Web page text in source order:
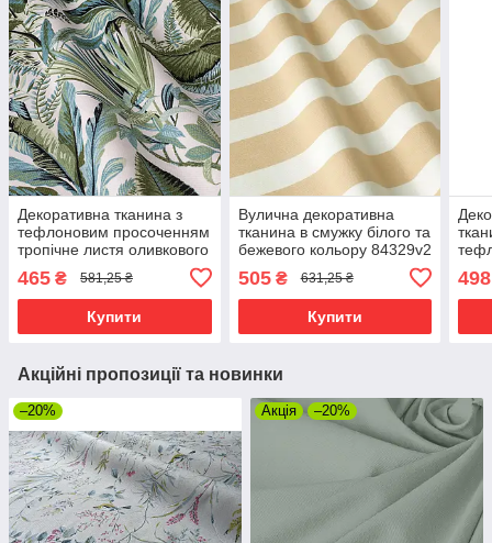
Декоративна тканина з
тефлоновим просоченням
тропічне листя оливкового
465 ₴ 581,25 ₴
Купити
Вулична декоративна
тканина в смужку білого та
бежевого кольору 84329v2
505₴ 631,25 ₴
Купити
498
Акційні пропозиції та новинки
–20% Акція –20%